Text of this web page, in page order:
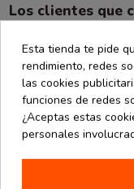
Los clientes que
también han
Esta tienda te pide
rendimiento, redes
las cookies
funciones de redes
¿Aceptas estas
personales